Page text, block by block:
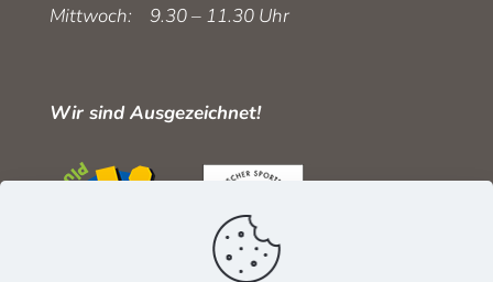
Mittwoch: 9.30 – 11.30 Uhr
Wir sind Ausgezeichnet!